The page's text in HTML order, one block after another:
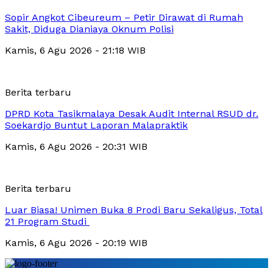
Sopir Angkot Cibeureum – Petir Dirawat di Rumah
Sakit, Diduga Dianiaya Oknum Polisi
Kamis, 6 Agu 2026 - 21:18 WIB
Berita terbaru
DPRD Kota Tasikmalaya Desak Audit Internal RSUD dr.
Soekardjo Buntut Laporan Malapraktik
Kamis, 6 Agu 2026 - 20:31 WIB
Berita terbaru
Luar Biasa! Unimen Buka 8 Prodi Baru Sekaligus, Total
21 Program Studi
Kamis, 6 Agu 2026 - 20:19 WIB